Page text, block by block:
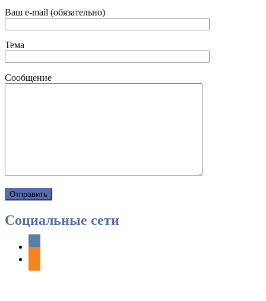
Ваш e-mail (обязательно)
Тема
Сообщение
Социальные сети
vkontakte